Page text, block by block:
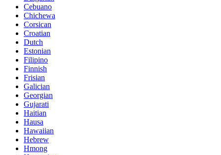
Cebuano
Chichewa
Corsican
Croatian
Dutch
Estonian
Filipino
Finnish
Frisian
Galician
Georgian
Gujarati
Haitian
Hausa
Hawaiian
Hebrew
Hmong